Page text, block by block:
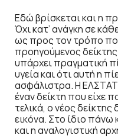
Εδώ βρίσκεται και η
Όχι κατ’ ανάγκη σε
ως προς τον τρόπο
προηγούμενος
υπάρχει πραγματική
υγεία και ότι αυτή η
ασφάλιστρα. Η ΕΛΣΤΑΤ
έναν δείκτη που είχε
τελικά, ο νέος
εικόνα. Στο ίδιο
και η αναλογιστική